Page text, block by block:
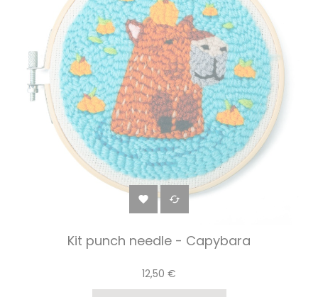
 
Kit punch needle - Capybara
12,50 €